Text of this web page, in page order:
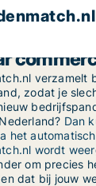
verzamelt
zodat je
Dan
het
wordt
om precies
dat bij jouw